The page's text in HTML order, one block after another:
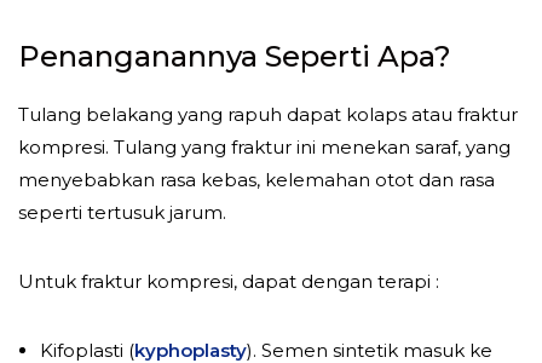
Penanganannya Seperti Apa?
Tulang belakang yang rapuh dapat kolaps atau fraktur
kompresi. Tulang yang fraktur ini menekan saraf, yang
menyebabkan rasa kebas, kelemahan otot dan rasa
seperti tertusuk jarum.
Untuk fraktur kompresi, dapat dengan terapi :
Kifoplasti (kyphoplasty). Semen sintetik masuk ke